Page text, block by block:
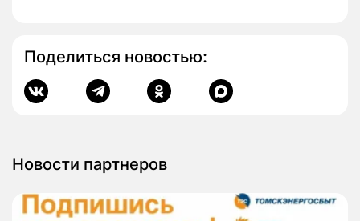
Поделиться новостью:
Новости партнеров